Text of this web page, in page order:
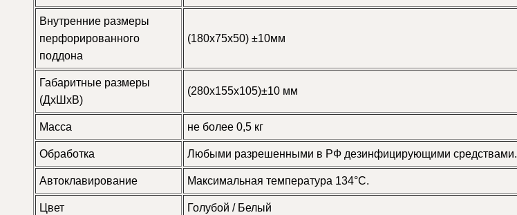
Внутренние размеры
перфорированного
поддона
(180х75х50) ±10мм
Габаритные размеры
(ДхШхВ)
(280х155х105)±10 мм
Масса не более 0,5 кг
Обработка Любыми разрешенными в РФ дезинфицирующими средствами.
Автоклавирование Максимальная температура 134°С.
Цвет Голубой / Белый